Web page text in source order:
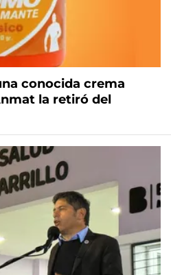
conocida crema
la retiró del